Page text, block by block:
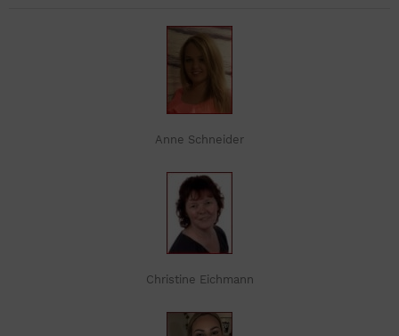
Anne Schneider
Christine Eichmann